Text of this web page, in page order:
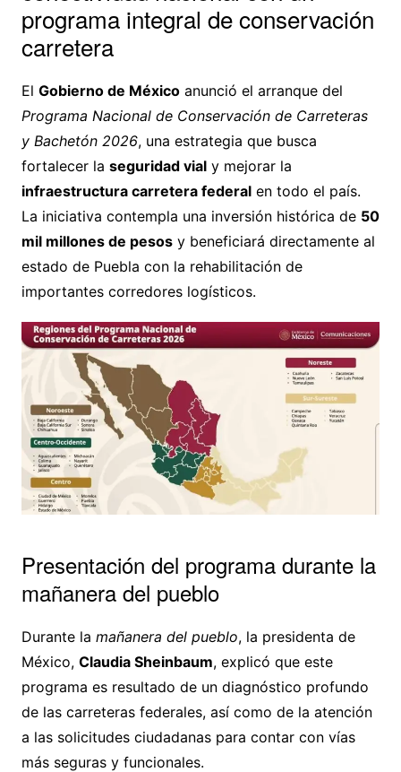
programa integral de conservación
carretera
El Gobierno de Méxicoanunció el arranque del
Programa Nacional de Conservación de Carreteras
y Bachetón 2026, una estrategia que busca
fortalecer la seguridad vialy mejorar la
infraestructura carretera federalen todo el país.
La iniciativa contempla una inversión histórica de 50
mil millones de pesosy beneficiará directamente al
estado de Puebla con la rehabilitación de
importantes corredores logísticos.
Presentación del programa durante la
mañanera del pueblo
Durante la mañanera del pueblo, la presidenta de
México, Claudia Sheinbaum, explicó que este
programa es resultado de un diagnóstico profundo
de las carreteras federales, así como de la atención
a las solicitudes ciudadanas para contar con vías
más seguras y funcionales.